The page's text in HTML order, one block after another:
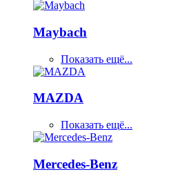
Maybach
Показать ещё...
MAZDA
Показать ещё...
Mercedes-Benz